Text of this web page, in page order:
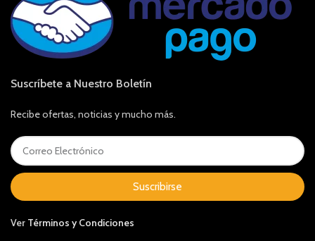
Suscríbete a Nuestro Boletín
Recibe ofertas, noticias y mucho más.
Suscribirse
Ver Términos y Condiciones